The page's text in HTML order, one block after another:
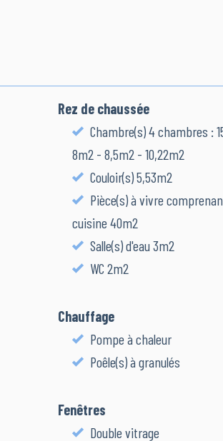
Rez de chaussée
Chambre(s) 4 chambres :
8m2 - 8,5m2 - 10,22m2
Couloir(s) 5,53m2
Pièce(s) à vivre
cuisine 40m2
Salle(s) d'eau 3m2
WC 2m2
Chauffage
Pompe à chaleur
Poêle(s) à granulés
Fenêtres
Double vitrage